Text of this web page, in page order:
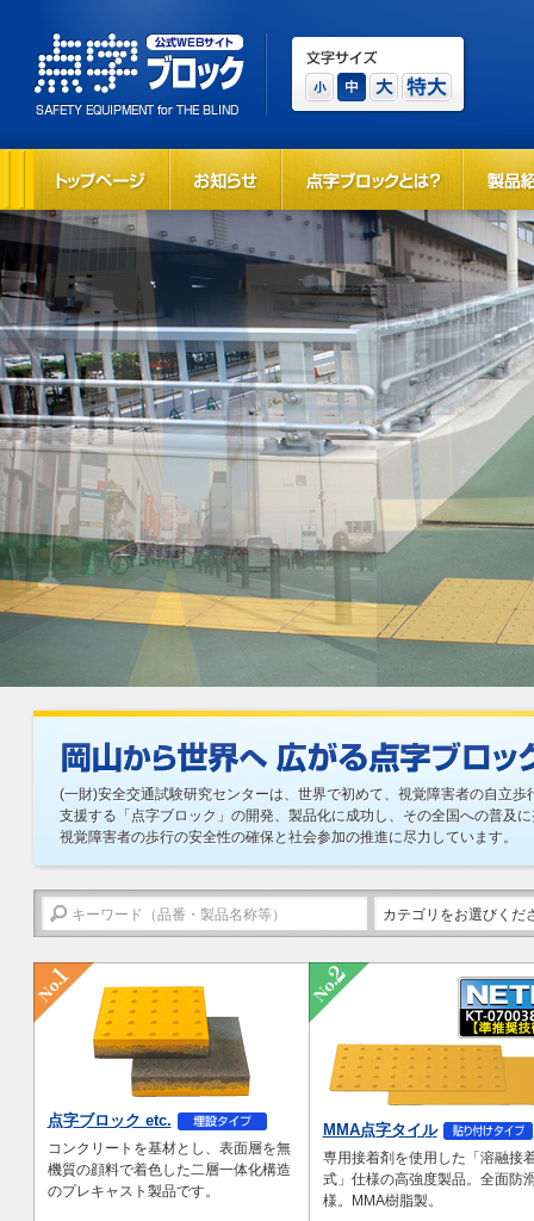
(一財)安全交通試験研究センターは、世界で初めて、視覚障害者の自立歩
支援する「点字ブロック」の開発、製品化に成功し、その全国への普及
視覚障害者の歩行の安全性の確保と社会参加の推進に尽力しています。
カテゴリをお選びくだ
点字ブロック etc.
コンクリートを基材とし、表面層を無
機質の顔料で着色した二層一体化構造
のプレキャスト製品です。
MMA点字タイル
専用接着剤を使用した「溶融接
式」仕様の高強度製品。全面防
様。MMA樹脂製。